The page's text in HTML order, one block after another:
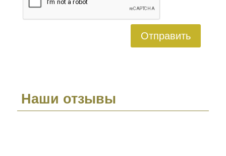
Отправить
Наши отзывы